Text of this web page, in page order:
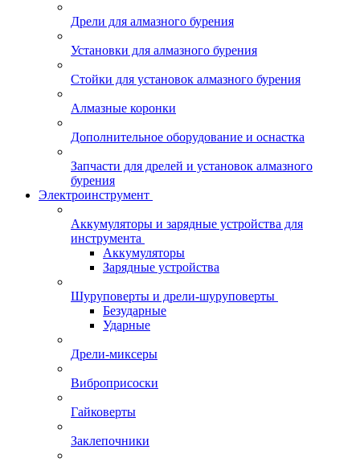
Дрели для алмазного бурения
Установки для алмазного бурения
Стойки для установок алмазного бурения
Алмазные коронки
Дополнительное оборудование и оснастка
Запчасти для дрелей и установок алмазного
бурения
Электроинструмент
Аккумуляторы и зарядные устройства для
инструмента
Аккумуляторы
Зарядные устройства
Шуруповерты и дрели-шуруповерты
Безударные
Ударные
Дрели-миксеры
Виброприсоски
Гайковерты
Заклепочники